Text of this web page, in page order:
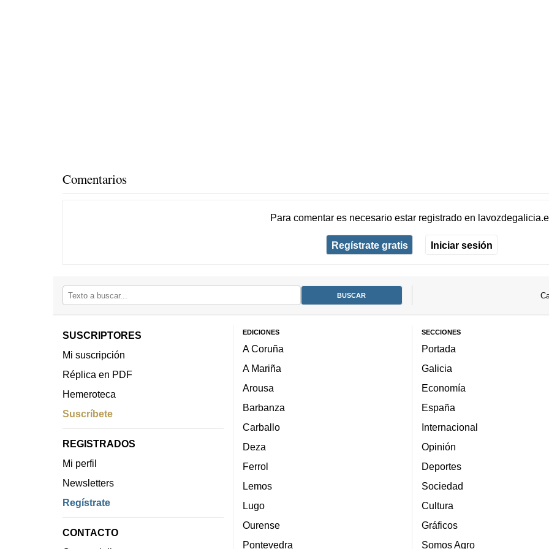
Comentarios
Para comentar es necesario estar registradoen
Regístrate gratis Iniciar sesión
SUSCRIPTORES
Mi suscripción
Réplica en PDF
Hemeroteca
Suscríbete
REGISTRADOS
Mi perfil
Newsletters
Regístrate
CONTACTO
EDICIONES
A Coruña
A Mariña
Arousa
Barbanza
Carballo
Deza
Ferrol
Lemos
Lugo
Ourense
Pontevedra
SECCIONES
Portada
Galicia
Economía
España
Internacional
Opinión
Deportes
Sociedad
Cultura
Gráficos
Somos Agro